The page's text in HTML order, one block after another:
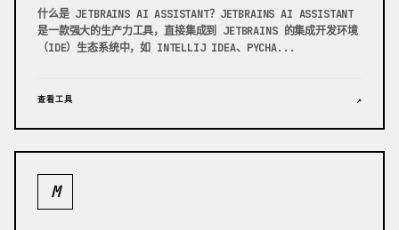
什么是 JETBRAINS AI ASSISTANT？JETBRAINS AI ASSISTANT
是一款强大的生产力工具，直接集成到 JETBRAINS 的集成开发环境
（IDE）生态系统中，如 INTELLIJ IDEA、PYCHA...
查看工具 ↗
M